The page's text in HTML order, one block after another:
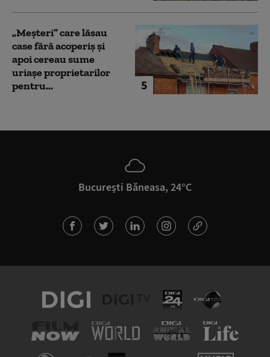
5
„Meșteri” care lăsau
case fără acoperiș și
apoi cereau sume
uriașe proprietarilor
pentru...
București Băneasa, 24°C